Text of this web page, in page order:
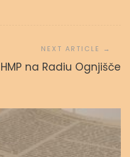
HMP na Radiu Ognjišče